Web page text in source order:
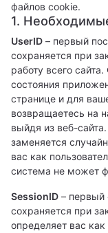
файлов cookie.
1.
UserID – первый
сохраняется при
работу всего
состояния
странице и для
возвращаетесь на
выйдя из веб-
заменяется
вас как
система не может
SessionID – первый
сохраняется при
определяет вас